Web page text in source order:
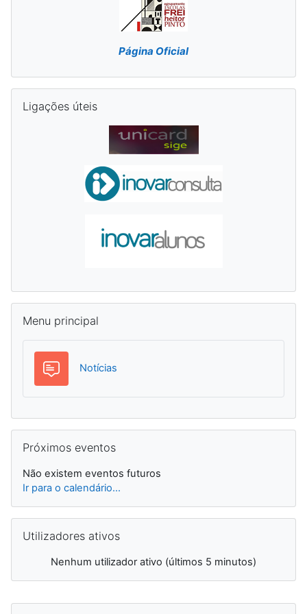
Página Oficial
Ligações úteis
Menu principal
Notícias
Próximos eventos
Não existem eventos futuros
Ir para o calendário...
Utilizadores ativos
Nenhum utilizador ativo (últimos 5 minutos)